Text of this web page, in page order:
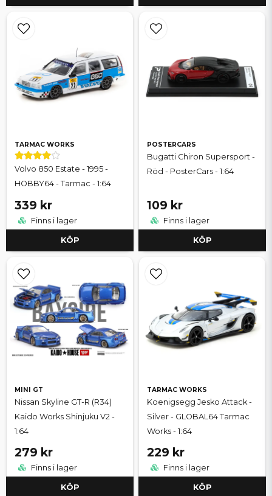
TARMAC WORKS
Volvo 850 Estate - 1995 -
HOBBY64 - Tarmac - 1:64
339 kr
Finns i lager
KÖP
POSTERCARS
Bugatti Chiron Supersport -
Röd - PosterCars - 1:64
109 kr
Finns i lager
KÖP
MINI GT
Nissan Skyline GT-R (R34)
Kaido Works Shinjuku V2 -
1:64
279 kr
Finns i lager
KÖP
TARMAC WORKS
Koenigsegg Jesko Attack -
Silver - GLOBAL64 Tarmac
Works - 1:64
229 kr
Finns i lager
KÖP